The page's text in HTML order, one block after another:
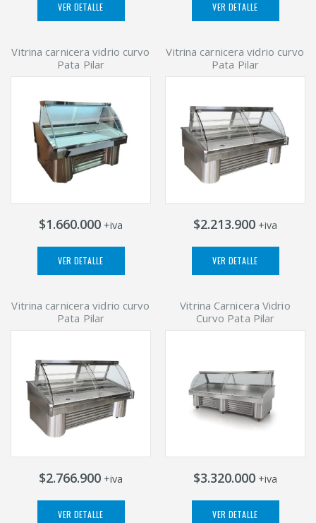
VER DETALLE VER DETALLE
Vitrina carnicera vidrio curvo
Pata Pilar
$1.660.000 +iva
VER DETALLE
Vitrina carnicera vidrio curvo
Pata Pilar
$2.213.900 +iva
VER DETALLE
Vitrina carnicera vidrio curvo
Pata Pilar
$2.766.900 +iva
VER DETALLE
Vitrina Carnicera Vidrio
Curvo Pata Pilar
$3.320.000 +iva
VER DETALLE